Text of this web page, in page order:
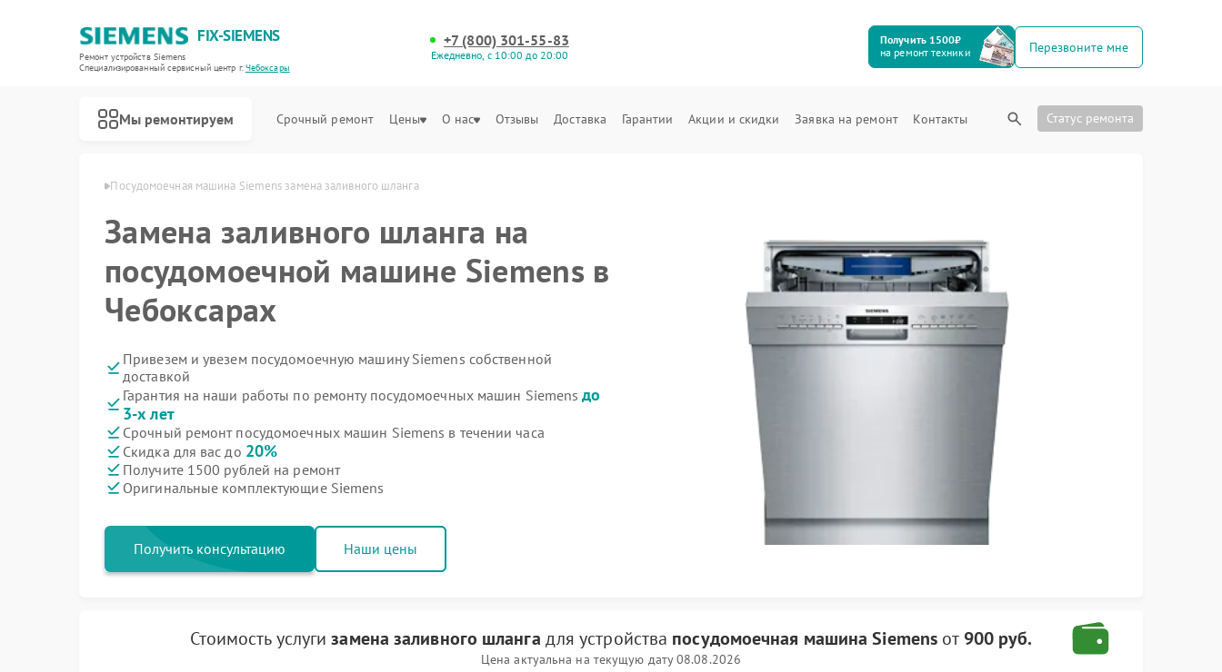
FIX-SIEMENS
Ремонт устройств Siemens
Специализированный cервисный центр г.Чебоксары
+7 (800) 301-55-83
Ежедневно, с 10:00 до 20:00
Получить 1500₽
на ремонт техники
Перезвоните мне
Мы ремонтируем Срочный ремонт Цены О нас Отзывы Доставка Гарантии Акции и скидки Заявка на ремонт Контакты Статус ремонта
в Чебоксарах Посудомоечная машина Siemens замена заливного шланга
Замена заливного шланга на
посудомоечной машине Siemens в
Чебоксарах
Привезем и увезем посудомоечную машину Siemens собственной
доставкой
Гарантия на наши работы по ремонту посудомоечных машин Siemensдо
3-х лет
Срочный ремонт посудомоечных машин Siemens в течении часа
Скидка для вас до 20%
Получите 1500 рублей на ремонт
Оригинальные комплектующие Siemens
Получить консультацию Наши цены
Стоимость услугизамена заливного шланга для устройства посудомоечная машина Siemens от 900 руб.
Цена актуальна на текущую дату 08.08.2026